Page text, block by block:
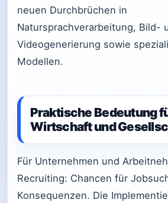
neuen Durchbrüchen in
Natursprachverarbeitung, Bild-
Videogenerierung sowie
Modellen.
Praktische Bedeutung
Wirtschaft und
Für Unternehmen und
Recruiting: Chancen für
Konsequenzen. Die